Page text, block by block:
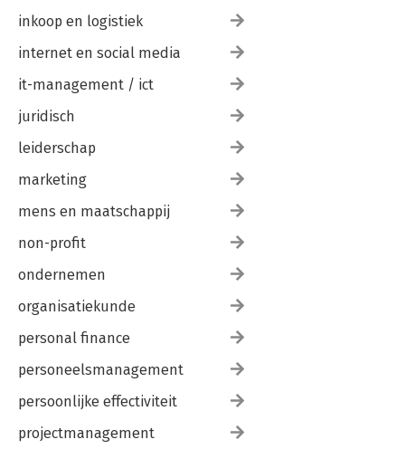
inkoop en logistiek
internet en social media
it-management / ict
juridisch
leiderschap
marketing
mens en maatschappij
non-profit
ondernemen
organisatiekunde
personal finance
personeelsmanagement
persoonlijke effectiviteit
projectmanagement